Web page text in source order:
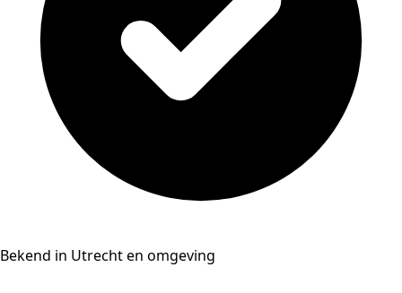
Bekend in Utrecht en omgeving